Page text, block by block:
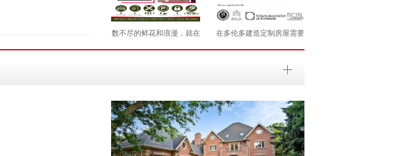
在多伦多建造定制房屋需要
数不尽的鲜花和浪漫，就在